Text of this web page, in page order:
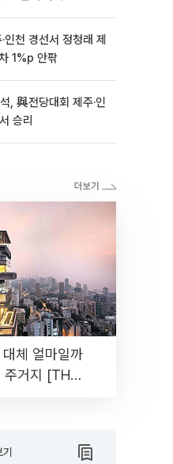
인천 경선서 정청래 제
1%p 안팎
승리
체 얼마일까
주거지 [THE